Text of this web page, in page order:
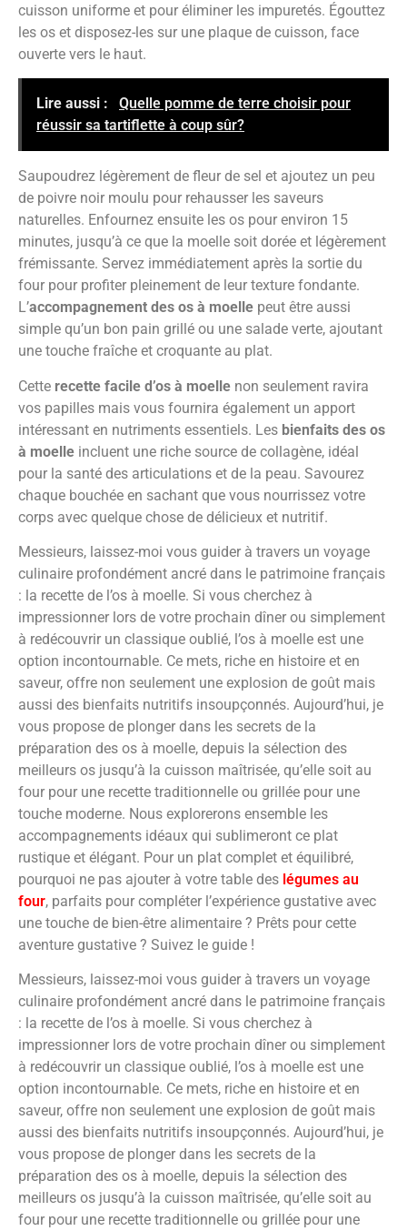
cuisson uniforme et pour éliminer les impuretés. Égouttez
les os et disposez-les sur une plaque de cuisson, face
ouverte vers le haut.
Lire aussi :
Quelle pomme de terre choisir pour
réussir sa tartiflette à coup sûr?
Saupoudrez légèrement de fleur de sel et ajoutez un peu
de poivre noir moulu pour rehausser les saveurs
naturelles. Enfournez ensuite les os pour environ 15
minutes, jusqu’à ce que la moelle soit dorée et légèrement
frémissante. Servez immédiatement après la sortie du
four pour profiter pleinement de leur texture fondante.
L’accompagnement des os à moelle peut être aussi
simple qu’un bon pain grillé ou une salade verte, ajoutant
une touche fraîche et croquante au plat.
Cette recette facile d’os à moelle non seulement ravira
vos papilles mais vous fournira également un apport
intéressant en nutriments essentiels. Les bienfaits des os
à moelle incluent une riche source de collagène, idéal
pour la santé des articulations et de la peau. Savourez
chaque bouchée en sachant que vous nourrissez votre
corps avec quelque chose de délicieux et nutritif.
Messieurs, laissez-moi vous guider à travers un voyage
culinaire profondément ancré dans le patrimoine français
: la recette de l’os à moelle. Si vous cherchez à
impressionner lors de votre prochain dîner ou simplement
à redécouvrir un classique oublié, l’os à moelle est une
option incontournable. Ce mets, riche en histoire et en
saveur, offre non seulement une explosion de goût mais
aussi des bienfaits nutritifs insoupçonnés. Aujourd’hui, je
vous propose de plonger dans les secrets de la
préparation des os à moelle, depuis la sélection des
meilleurs os jusqu’à la cuisson maîtrisée, qu’elle soit au
four pour une recette traditionnelle ou grillée pour une
touche moderne. Nous explorerons ensemble les
accompagnements idéaux qui sublimeront ce plat
rustique et élégant. Pour un plat complet et équilibré,
pourquoi ne pas ajouter à votre table des légumes au
four, parfaits pour compléter l’expérience gustative avec
une touche de bien-être alimentaire ? Prêts pour cette
aventure gustative ? Suivez le guide !
Messieurs, laissez-moi vous guider à travers un voyage
culinaire profondément ancré dans le patrimoine français
: la recette de l’os à moelle. Si vous cherchez à
impressionner lors de votre prochain dîner ou simplement
à redécouvrir un classique oublié, l’os à moelle est une
option incontournable. Ce mets, riche en histoire et en
saveur, offre non seulement une explosion de goût mais
aussi des bienfaits nutritifs insoupçonnés. Aujourd’hui, je
vous propose de plonger dans les secrets de la
préparation des os à moelle, depuis la sélection des
meilleurs os jusqu’à la cuisson maîtrisée, qu’elle soit au
four pour une recette traditionnelle ou grillée pour une